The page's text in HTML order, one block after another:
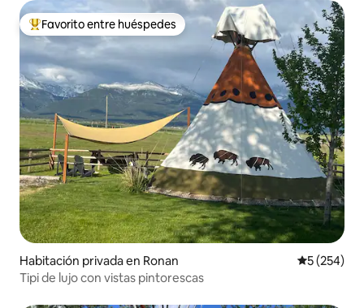
Favorito entre huéspedes preferido
Favorito entre huéspedes
Habitación privada en Ronan
5 (254)
Tipi de lujo con vistas pintorescas